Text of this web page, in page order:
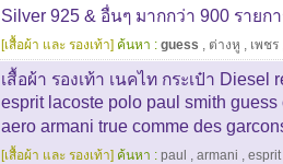
Silver 925 & อื่นๆ มากกว่า 900 รายก
[เสื้อผ้า และ รองเท้า] ค้นหา : guess , ต่างหู , เพชร
เสื้อผ้า รองเท้า เนคไท กระเป๋า Diesel
esprit lacoste polo paul smith
aero armani true comme des
[เสื้อผ้า และ รองเท้า] ค้นหา : paul , armani , esprit